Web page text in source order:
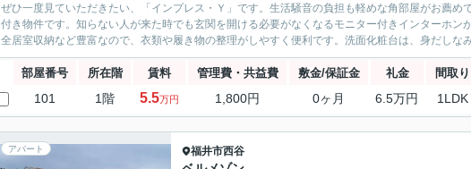
ぜひ一度見ていただきたい、「インプレス・Ｙ」です。生活騒音の負担も軽めな角部屋がお薦め
付き物件です。知らない人が来た時でも玄関を開ける必要がなくなるモニター付きインターホン
全居室収納など豊富なので、衣類や履き物の整理がしやすく便利です。洗面化粧台は、身だしな
部屋番号 所在階 賃料 管理費・共益費 敷金/保証金 礼金 間取り
101 1階 5.5万円 1,800円 0ヶ月 6.5万円 1LDK
アパート 福井市西谷